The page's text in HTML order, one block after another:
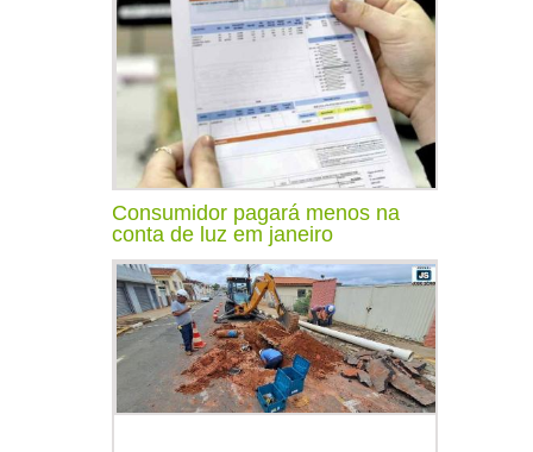
Consumidor pagará menos na
conta de luz em janeiro